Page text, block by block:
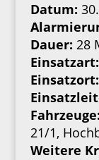
Datum:
Dauer: 28
Einsatzart:
Einsatzort:
Fahrzeuge:
21/1,
Weitere